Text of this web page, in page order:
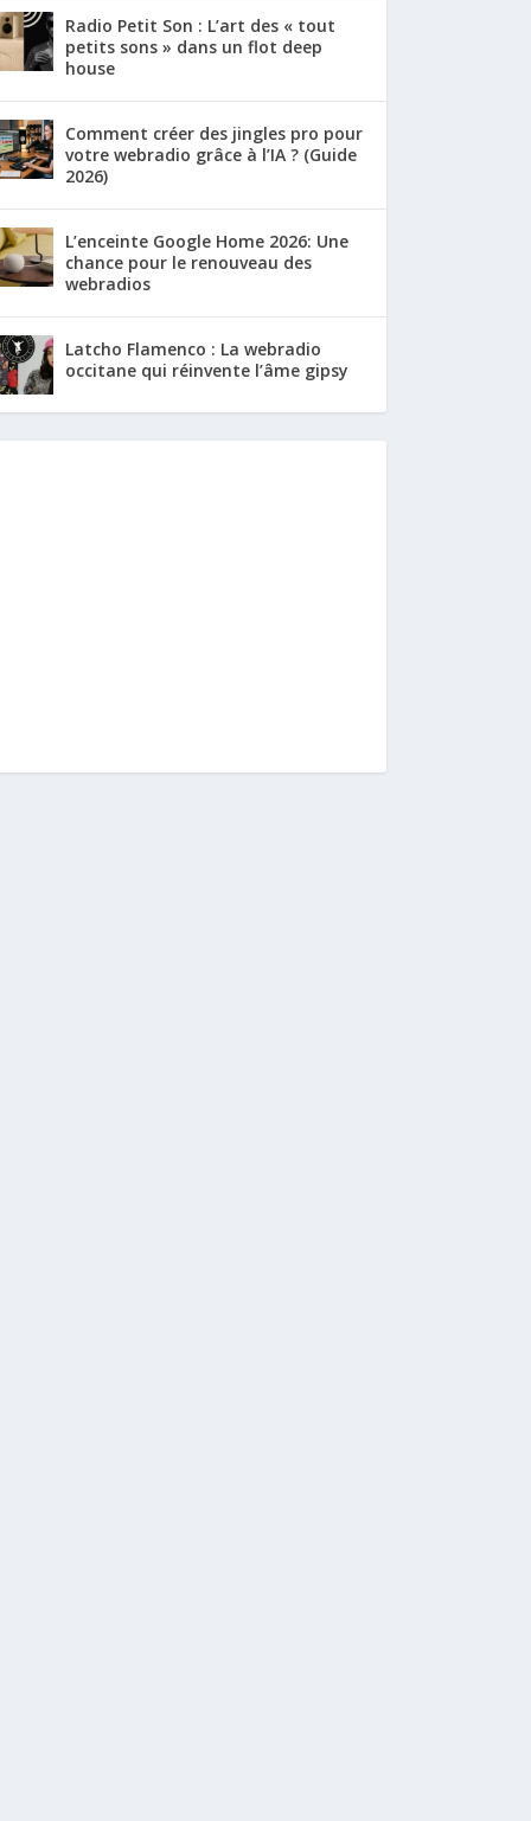
Radio Petit Son : L’art des « tout
petits sons » dans un flot deep
house
Comment créer des jingles pro pour
votre webradio grâce à l’IA ? (Guide
2026)
L’enceinte Google Home 2026: Une
chance pour le renouveau des
webradios
Latcho Flamenco : La webradio
occitane qui réinvente l’âme gipsy